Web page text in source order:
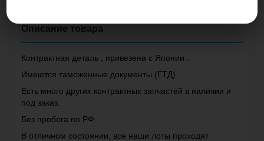
Контрактная деталь , привезена с Японии .
Имеются таможенные документы (ГТД)
Есть много других контрактных запчастей в наличии и
под заказ.
Без пробега по РФ.
В отличном состоянии, все наши лоты проходят